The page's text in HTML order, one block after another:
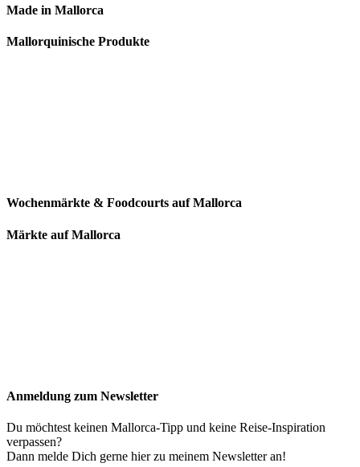
Made in Mallorca
Mallorquinische Produkte
Wochenmärkte & Foodcourts auf Mallorca
Märkte auf Mallorca
Anmeldung zum Newsletter
Du möchtest keinen Mallorca-Tipp und keine Reise-Inspiration
verpassen?
Dann melde Dich gerne hier zu meinem Newsletter an!